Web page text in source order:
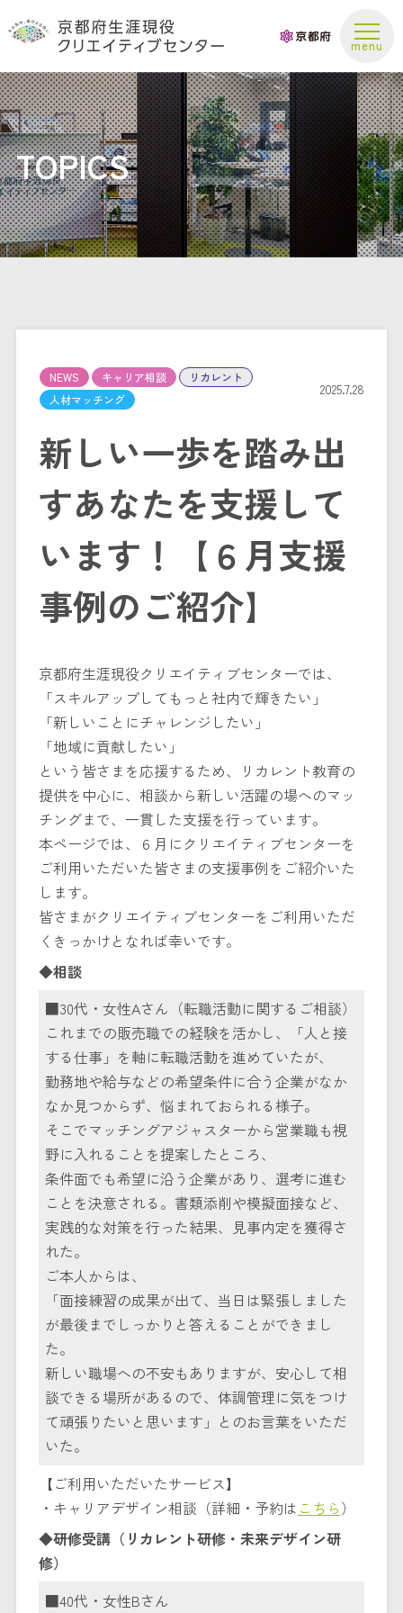
お問い合わせ
TOPICS
NEWS キャリア相談
リカレント
人材マッチング
2025.7.28
新しい一歩を踏み出
すあなたを支援して
います！【６月支援
事例のご紹介】
京都府生涯現役クリエイティブセンターでは、
「スキルアップしてもっと社内で輝きたい」
「新しいことにチャレンジしたい」
「地域に貢献したい」
という皆さまを応援するため、リカレント教育の
提供を中心に、相談から新しい活躍の場へのマッ
チングまで、一貫した支援を行っています。
本ページでは、６月にクリエイティブセンターを
ご利用いただいた皆さまの支援事例をご紹介いた
します。
皆さまがクリエイティブセンターをご利用いただ
くきっかけとなれば幸いです。
◆相談
■30代・女性Aさん（転職活動に関するご相談）
これまでの販売職での経験を活かし、「人と接
する仕事」を軸に転職活動を進めていたが、
勤務地や給与などの希望条件に合う企業がなか
なか見つからず、悩まれておられる様子。
そこでマッチングアジャスターから営業職も視
野に入れることを提案したところ、
条件面でも希望に沿う企業があり、選考に進む
ことを決意される。書類添削や模擬面接など、
実践的な対策を行った結果、見事内定を獲得さ
れた。
ご本人からは、
「面接練習の成果が出て、当日は緊張しました
が最後までしっかりと答えることができまし
た。
新しい職場への不安もありますが、安心して相
談できる場所があるので、体調管理に気をつけ
て頑張りたいと思います」とのお言葉をいただ
いた。
【ご利用いただいたサービス】
・キャリアデザイン相談（詳細・予約は こちら）
◆研修受講（リカレント研修・未来デザイン研
修）
■40代・女性Bさん